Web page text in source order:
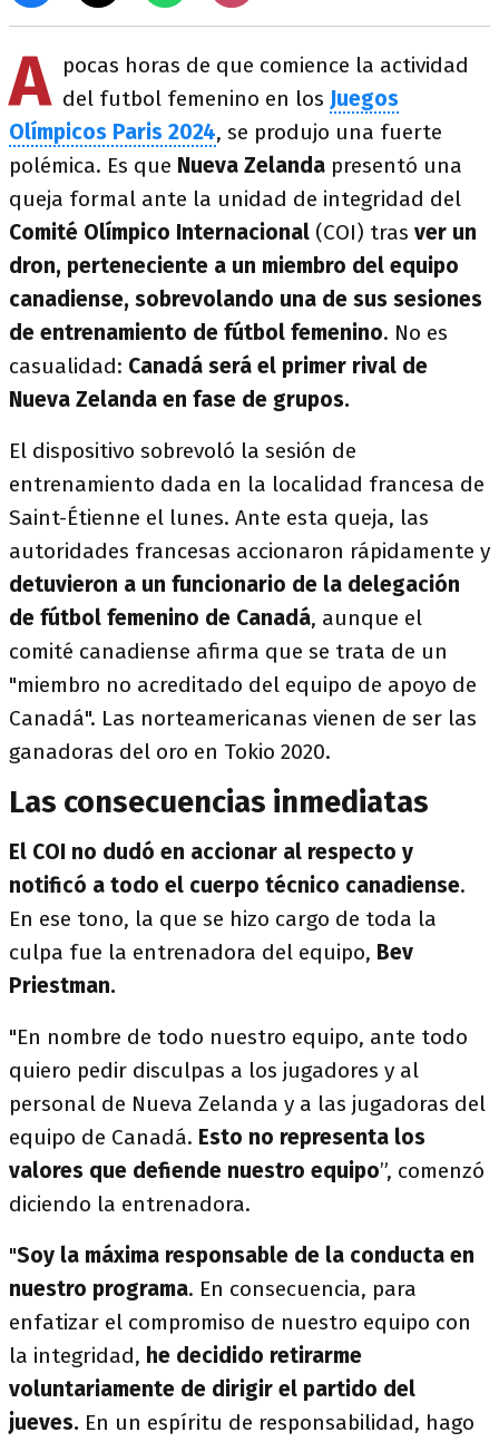
A pocas horas de que comience la actividad
del futbol femenino en los Juegos
Olímpicos Paris 2024, se produjo una fuerte
polémica. Es que Nueva Zelanda presentó una
queja formal ante la unidad de integridad del
Comité Olímpico Internacional (COI) tras ver un
dron, perteneciente a un miembro del equipo
canadiense, sobrevolando una de sus sesiones
de entrenamiento de fútbol femenino. No es
casualidad: Canadá será el primer rival de
Nueva Zelanda en fase de grupos.
El dispositivo sobrevoló la sesión de
entrenamiento dada en la localidad francesa de
Saint-Étienne el lunes. Ante esta queja, las
autoridades francesas accionaron rápidamente y
detuvieron a un funcionario de la delegación
de fútbol femenino de Canadá, aunque el
comité canadiense afirma que se trata de un
"miembro no acreditado del equipo de apoyo de
Canadá". Las norteamericanas vienen de ser las
ganadoras del oro en Tokio 2020.
Las consecuencias inmediatas
El COI no dudó en accionar al respecto y
notificó a todo el cuerpo técnico canadiense.
En ese tono, la que se hizo cargo de toda la
culpa fue la entrenadora del equipo, Bev
Priestman.
"En nombre de todo nuestro equipo, ante todo
quiero pedir disculpas a los jugadores y al
personal de Nueva Zelanda y a las jugadoras del
equipo de Canadá. Esto no representa los
valores que defiende nuestro equipo”, comenzó
diciendo la entrenadora.
"Soy la máxima responsable de la conducta en
nuestro programa. En consecuencia, para
enfatizar el compromiso de nuestro equipo con
la integridad, he decidido retirarme
voluntariamente de dirigir el partido del
jueves. En un espíritu de responsabilidad, hago